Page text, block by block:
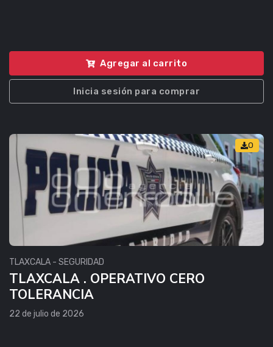
Agregar al carrito
Inicia sesión para comprar
0
TLAXCALA - SEGURIDAD
TLAXCALA . OPERATIVO CERO
TOLERANCIA
22 de julio de 2026